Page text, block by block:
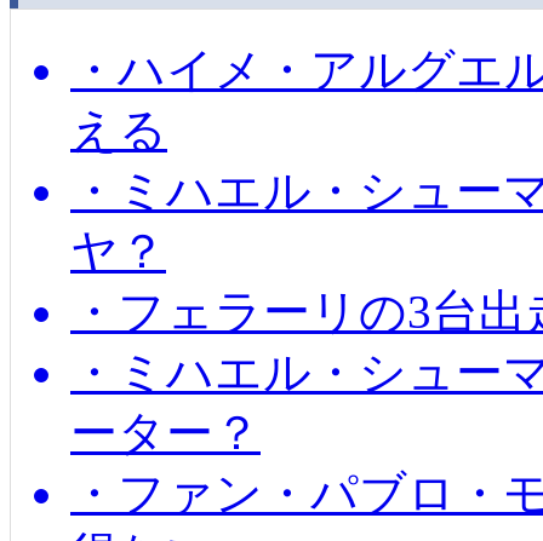
・ハイメ・アルグエ
える
・ミハエル・シュー
ヤ？
・フェラーリの3台
・ミハエル・シュー
ーター？
・ファン・パブロ・